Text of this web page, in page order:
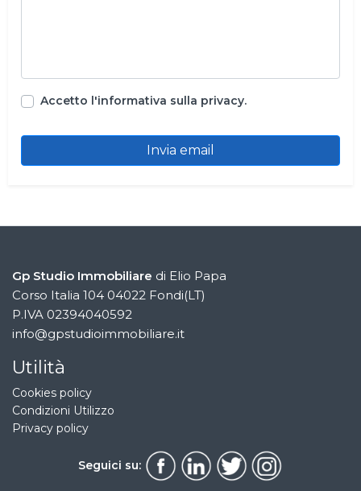
Accetto l'informativa sulla privacy.
Invia email
Gp Studio Immobiliare di Elio Papa
Corso Italia 104 04022 Fondi(LT)
P.IVA 02394040592
info@gpstudioimmobiliare.it
Utilità
Cookies policy
Condizioni Utilizzo
Privacy policy
Seguici su: